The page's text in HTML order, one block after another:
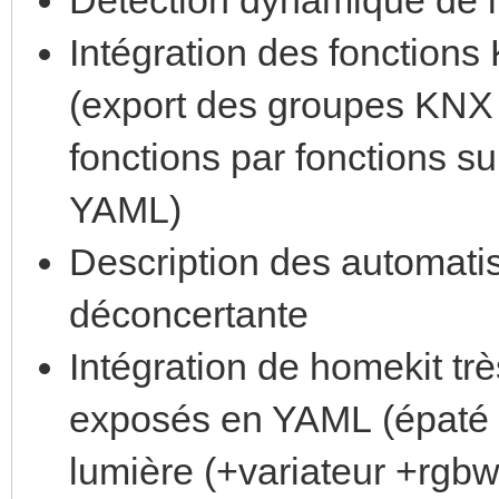
Intégration des fonctions
(export des groupes
fonctions par fonctions
YAML)
Description des
déconcertante
Intégration de homekit
exposés en YAML
lumière (+variateur